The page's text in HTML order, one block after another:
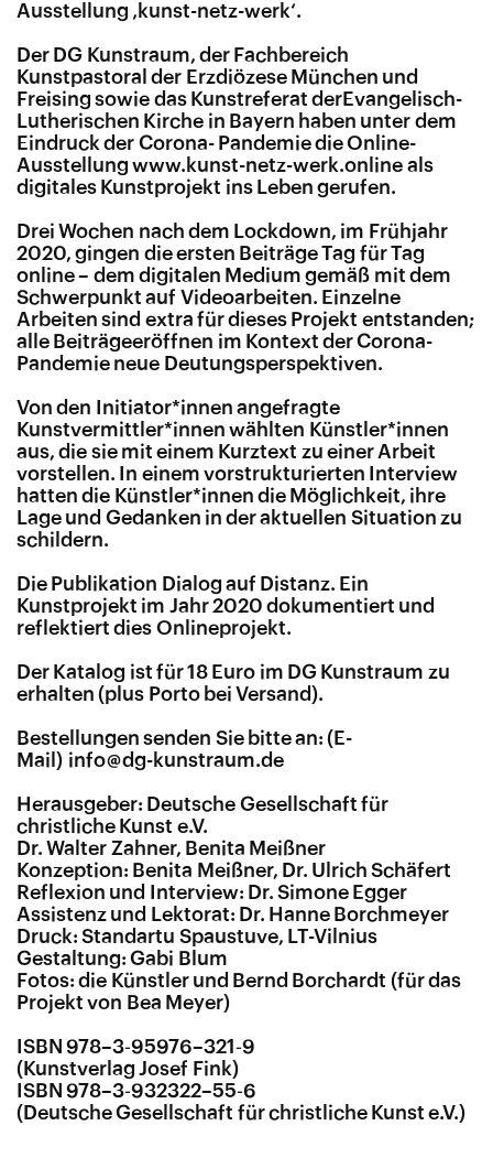
Ausstellung ‚kunst-netz-werk‘.
Der DG Kunstraum, der Fachbereich
Kunstpastoral der Erzdiözese München und
Freising sowie das Kunstreferat derEvangelisch-
Lutherischen Kirche in Bayern haben unter dem
Eindruck der Corona- Pandemie die Online-
Ausstellung www​.kunst​-netz​-werk​.online als
digitales Kunstprojekt ins Leben gerufen.
Drei Wochen nach dem Lockdown, im Frühjahr
2020, gingen die ersten Beiträge Tag für Tag
online – dem digitalen Medium gemäß mit dem
Schwerpunkt auf Videoarbeiten. Einzelne
Arbeiten sind extra für dieses Projekt entstanden;
alle Beiträgeeröffnen im Kontext der Corona-
Pandemie neue Deutungsperspektiven.
Von den Initiator*innen angefragte
Kunstvermittler*innen wählten Künstler*innen
aus, die sie mit einem Kurztext zu einer Arbeit
vorstellen. In einem vorstrukturierten Interview
hatten die Künstler*innen die Möglichkeit, ihre
Lage und Gedanken in der aktuellen Situation zu
schildern.
Die Publikation Dialog auf Distanz. Ein
Kunstprojekt im Jahr 2020 dokumentiert und
reflektiert dies Onlineprojekt.
Der Katalog ist für 18 Euro im DG Kunstraum zu
erhalten (plus Porto bei Versand).
Bestellungen senden Sie bitte an:
info@dg-kunstraum.de
Herausgeber: Deutsche Gesellschaft für
christliche Kunst e.V.
Dr. Walter Zahner, Benita Meißner
Konzeption: Benita Meißner, Dr. Ulrich Schäfert
Reflexion und Interview: Dr. Simone Egger
Assistenz und Lektorat: Dr. Hanne Borchmeyer
Druck: Standartu Spaustuve, LT-Vilnius
Gestaltung: Gabi Blum
Fotos: die Künstler und Bernd Borchardt (für das
Projekt von Bea Meyer)
ISBN 978–3‑95976–321‑9
(Kunstverlag Josef Fink)
ISBN 978–3‑932322–55‑6
(Deutsche Gesellschaft für christliche Kunst e.V.)